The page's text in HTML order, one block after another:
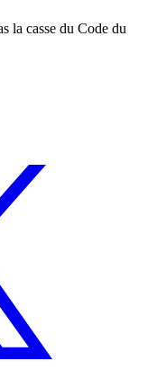
la casse du Code du